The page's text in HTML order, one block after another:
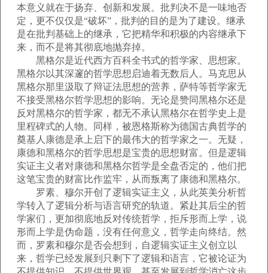
本意义就在于扬弃、创新和发展。批判决不是一味地否
定，更不仅仅是“破坏”，批判的目的是为了建设。继承
是在批判基础上的继承，它把精华和积极的内容继承下
来，而不是将其彻底地抛弃掉。
黑格尔是近代西方百科全书式的哲学家、思想家。
黑格尔以其深邃的哲学思想启迪着无数后人。马克思从
黑格尔那里汲取了辩证法思想的营养，萨特等哲学家无
不接受黑格尔哲学思想的影响。无论是赞同黑格尔还是
反对黑格尔的哲学家，都无不承认黑格尔在哲学史上是
里程碑式的人物。同样，被恩格斯称为德国古典哲学的
奠基人康德是承上启下的最伟大的哲学家之一。无疑，
康德和黑格尔的哲学思想是宝贵的思想财富。但是逻辑
实证主义者对康德和黑格尔哲学是全盘否定的，他们把
这笔宝贵的财富比作监牢，从而叛离了康德和黑格尔。
罗素、穆尔开创了逻辑实证主义，从此英美分析哲
学转入了逻辑分析与语言研究的轨道。紧赴其后尘的哲
学家们，更加彻底地反对传统哲学，拒斥形而上学，说
形而上学是伪命题，没有任何意义，哲学走向终结。然
而，罗素和穆尔是否会想到，自逻辑实证主义创立以
来，哲学已经发展到只剩下了逻辑和语言，它被论证为